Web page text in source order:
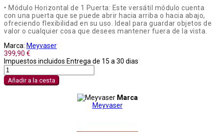
• Módulo Horizontal de 1 Puerta: Este versátil módulo cuenta
con una puerta que se puede abrir hacia arriba o hacia abajo,
ofreciendo flexibilidad en su uso. Ideal para guardar objetos de
valor o cualquier cosa que desees mantener fuera de la vista.
Marca: Meyvaser
399,90 €
Impuestos incluidos Entrega de 15 a 30 dias
Añadir a la cesta
Marca
Meyvaser